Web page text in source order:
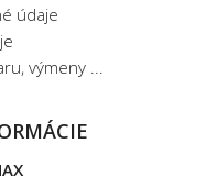
údaje
výmeny ...